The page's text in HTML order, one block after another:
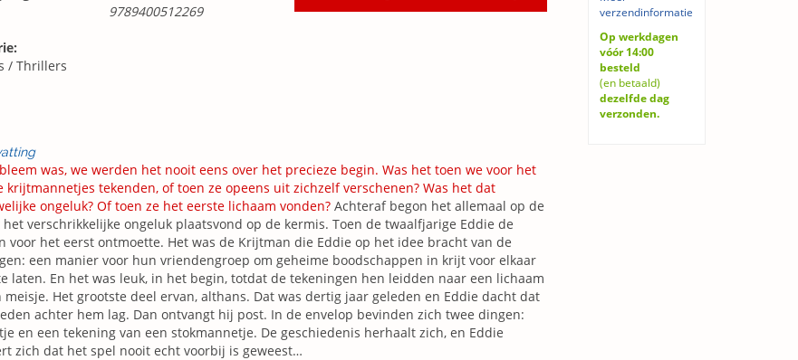
verzendinformatie
Op werkdagen
vóór 14:00
besteld
(en betaald)
dezelfde dag
verzonden.
9789400512269
/ Thrillers
was, we werden het nooit eens over het precieze begin. Was het toen we voor het
krijtmannetjes tekenden, of toen ze opeens uit zichzelf verschenen? Was het dat
ongeluk? Of toen ze het eerste lichaam vonden? Achteraf begon het allemaal op de
verschrikkelijke ongeluk plaatsvond op de kermis. Toen de twaalfjarige Eddie de
voor het eerst ontmoette. Het was de Krijtman die Eddie op het idee bracht van de
een manier voor hun vriendengroep om geheime boodschappen in krijt voor elkaar
laten. En het was leuk, in het begin, totdat de tekeningen hen leidden naar een lichaam
meisje. Het grootste deel ervan, althans. Dat was dertig jaar geleden en Eddie dacht dat
achter hem lag. Dan ontvangt hij post. In de envelop bevinden zich twee dingen:
en een tekening van een stokmannetje. De geschiedenis herhaalt zich, en Eddie
zich dat het spel nooit echt voorbij is geweest…